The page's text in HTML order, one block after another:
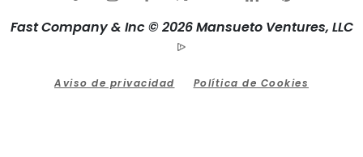
Fast Company & Inc © 2026 Mansueto Ventures, LLC
Aviso de privacidad Política de Cookies